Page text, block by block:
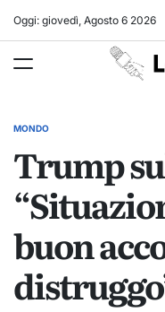
Oggi: giovedì, Agosto 6 2026
POSTED
MONDO
Trump
buon